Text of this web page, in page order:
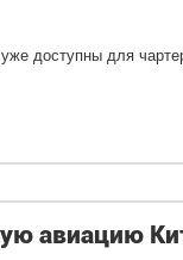
доступны для
авиацию